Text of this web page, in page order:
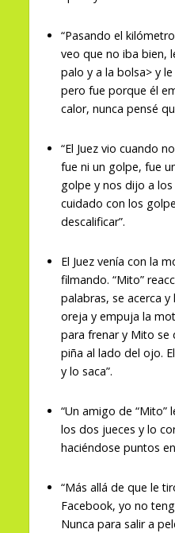
“Pasando el
veo que no iba bien,
palo y a la bolsa> y
pero fue porque él
calor, nunca pensé
“El Juez vio cuando
fue ni un golpe, fue
golpe y nos dijo a
cuidado con los
descalificar”.
El Juez venía con la
filmando. “Mito”
palabras, se acerca
oreja y empuja la
para frenar y Mito se
piña al lado del ojo.
y lo saca”.
“Un amigo de “Mito”
los dos jueces y lo
haciéndose puntos
“Más allá de que le
Facebook, yo no
Nunca para salir a